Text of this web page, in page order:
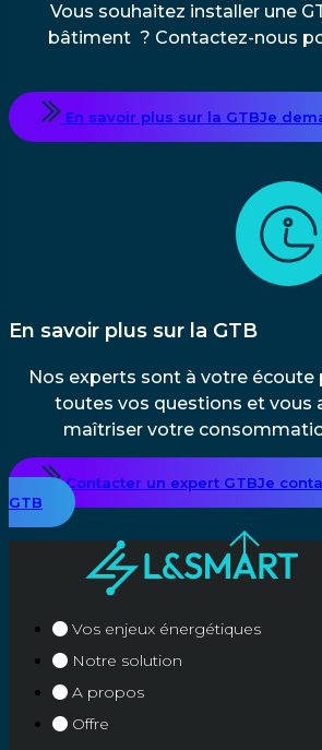
Vous souhaitez installer une
bâtiment ? Contactez-nous
En savoir plus sur la GTBJe
En savoir plus sur la GTB
Nos experts sont à votre écoute
toutes vos questions et vous
maîtriser votre
Contacter un expert GTBJe
GTB
Vos enjeux énergétiques
Notre solution
A propos
Offre